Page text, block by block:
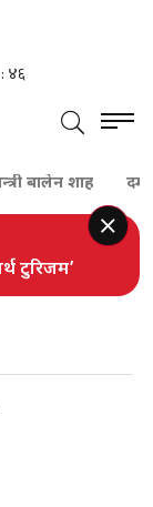
शाह दम्पती
टुरिजम’